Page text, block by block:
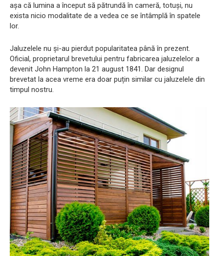
așa că lumina a început să pătrundă în cameră, totuși, nu
exista nicio modalitate de a vedea ce se întâmplă în spatele
lor.
Jaluzelele nu și-au pierdut popularitatea până în prezent.
Oficial, proprietarul brevetului pentru fabricarea jaluzelelor a
devenit John Hampton la 21 august 1841. Dar designul
brevetat la acea vreme era doar puțin similar cu jaluzelele din
timpul nostru.